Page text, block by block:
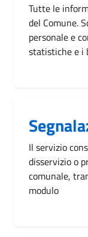
Tutte le
del Comune.
personale e
statistiche e i
Il servizio
disservizio o
comunale,
modulo